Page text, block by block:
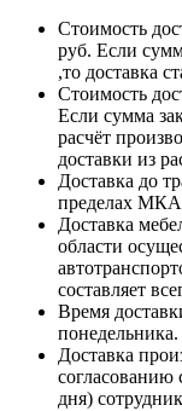
Стоимость
руб. Если
,то доставка
Стоимость
Если сумма
расчёт
доставки из
Доставка до
пределах
Доставка
области
составляет
Время
понедельника.
Доставка
согласованию
дня)